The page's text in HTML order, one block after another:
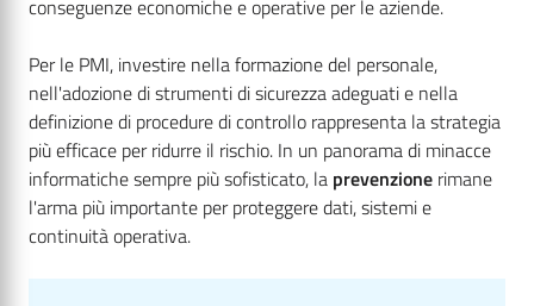
conseguenze economiche e operative per le aziende.
Per le PMI, investire nella formazione del personale,
nell'adozione di strumenti di sicurezza adeguati e nella
definizione di procedure di controllo rappresenta la strategia
più efficace per ridurre il rischio. In un panorama di minacce
informatiche sempre più sofisticato, la prevenzione rimane
l'arma più importante per proteggere dati, sistemi e
continuità operativa.